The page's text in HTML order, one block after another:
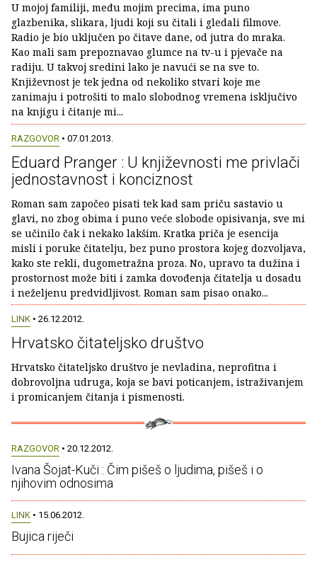
U mojoj familiji, među mojim precima, ima puno
glazbenika, slikara, ljudi koji su čitali i gledali filmove.
Radio je bio uključen po čitave dane, od jutra do mraka.
Kao mali sam prepoznavao glumce na tv-u i pjevače na
radiju. U takvoj sredini lako je navući se na sve to.
Književnost je tek jedna od nekoliko stvari koje me
zanimaju i potrošiti to malo slobodnog vremena isključivo
na knjigu i čitanje mi...
RAZGOVOR • 07.01.2013.
Eduard Pranger : U književnosti me privlači
jednostavnost i konciznost
Roman sam započeo pisati tek kad sam priču sastavio u
glavi, no zbog obima i puno veće slobode opisivanja, sve mi
se učinilo čak i nekako lakšim. Kratka priča je esencija
misli i poruke čitatelju, bez puno prostora kojeg dozvoljava,
kako ste rekli, dugometražna proza. No, upravo ta dužina i
prostornost može biti i zamka dovođenja čitatelja u dosadu
i neželjenu predvidljivost. Roman sam pisao onako...
LINK • 26.12.2012.
Hrvatsko čitateljsko društvo
Hrvatsko čitateljsko društvo je nevladina, neprofitna i
dobrovoljna udruga, koja se bavi poticanjem, istraživanjem
i promicanjem čitanja i pismenosti.
RAZGOVOR • 20.12.2012.
Ivana Šojat-Kuči : Čim pišeš o ljudima, pišeš i o
njihovim odnosima
LINK • 15.06.2012.
Bujica riječi